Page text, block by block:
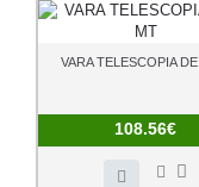
VARA TELESCOPIA
108.56€